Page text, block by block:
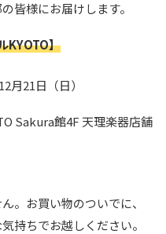
皆様にお届けします。
KYOTO】
月21日（日）
Sakura館4F 天理楽器店舗
。お買い物のついでに、
持ちでお越しください。